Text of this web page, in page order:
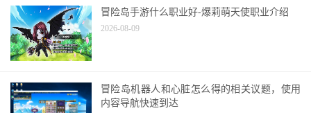
冒险岛手游什么职业好-爆莉萌天使职业介绍
2026-08-09
冒险岛机器人和心脏怎么得的相关议题，使用
内容导航快速到达